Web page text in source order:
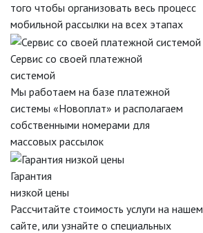
того чтобы организовать весь процесс
мобильной рассылки на всех этапах
Сервис со своей платежной
системой
Мы работаем на базе платежной
системы «Новоплат» и располагаем
собственными номерами для
массовых рассылок
Гарантия
низкой цены
Рассчитайте стоимость услуги на нашем
сайте, или узнайте о специальных